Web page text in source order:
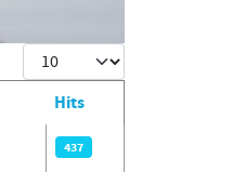
Display #
Hits
437